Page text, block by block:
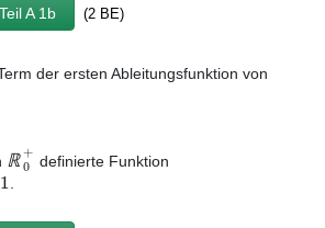
A 1b (2 BE)
der ersten Ableitungsfunktion von
ℝ+
0 definierte Funktion
1